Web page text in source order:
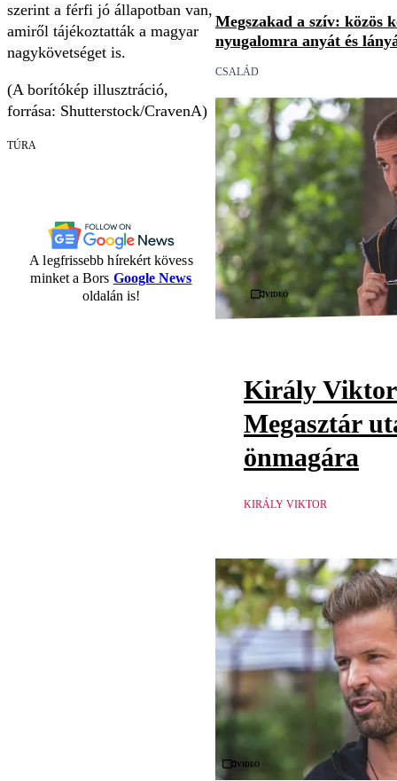
szerint a férfi jó állapotban van,
amiről tájékoztatták a magyar
nagykövetséget is.
(A borítókép illusztráció,
forrása: Shutterstock/CravenA)
TÚRA
A legfrissebb hírekért kövess
minket a Bors Google News
oldalán is!
Megszakad a szív: közös
nyugalomra anyát és
CSALÁD
Videó
Király Viktor
Megasztár
önmagára
KIRÁLY VIKTOR
Videó